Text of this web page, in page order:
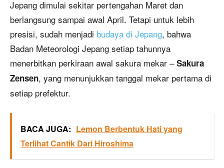
Jepang dimulai sekitar pertengahan Maret dan
berlangsung sampai awal April. Tetapi untuk lebih
presisi, sudah menjadi budaya di Jepang, bahwa
Badan Meteorologi Jepang setiap tahunnya
menerbitkan perkiraan awal sakura mekar –Sakura
Zensen, yang menunjukkan tanggal mekar pertama di
setiap prefektur.
BACA JUGA: Lemon Berbentuk Hati yang
Terlihat Cantik Dari Hiroshima